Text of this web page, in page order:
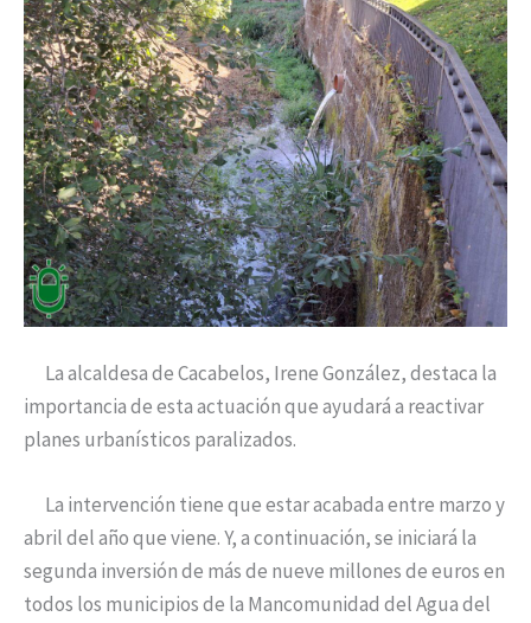
La alcaldesa de Cacabelos, Irene González, destaca la
importancia de esta actuación que ayudará a reactivar
planes urbanísticos paralizados.
La intervención tiene que estar acabada entre marzo y
abril del año que viene. Y, a continuación, se iniciará la
segunda inversión de más de nueve millones de euros en
todos los municipios de la Mancomunidad del Agua del